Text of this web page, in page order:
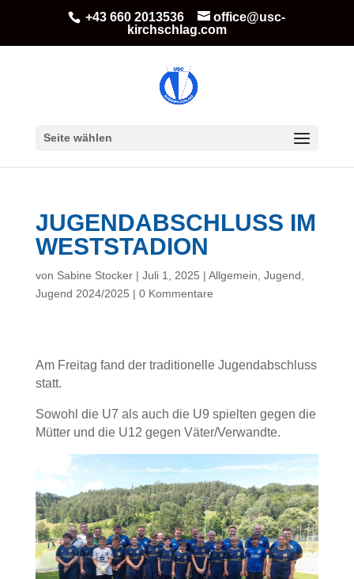
+43 660 2013536
office@usc-
kirchschlag.com
Seite wählen
JUGENDABSCHLUSS IM
WESTSTADION
von Sabine Stocker| Juli 1, 2025 | Allgemein Jugend
Jugend 2024/2025 | 0 Kommentare
Am Freitag fand der traditionelle Jugendabschluss
statt.
Sowohl die U7 als auch die U9 spielten gegen die
Mütter und die U12 gegen Väter/Verwandte.